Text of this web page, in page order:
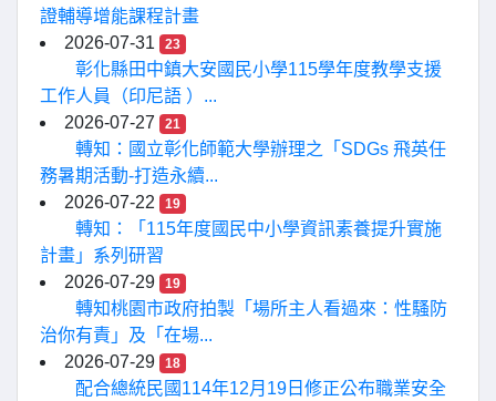
證輔導增能課程計畫
2026-07-31
23
彰化縣田中鎮大安國民小學115學年度教學支援
工作人員（印尼語 ）...
2026-07-27
21
轉知：國立彰化師範大學辦理之「SDGs 飛英任
務暑期活動-打造永續...
2026-07-22
19
轉知：「115年度國民中小學資訊素養提升實施
計畫」系列研習
2026-07-29
19
轉知桃園市政府拍製「場所主人看過來：性騷防
治你有責」及「在場...
2026-07-29
18
配合總統民國114年12月19日修正公布職業安全